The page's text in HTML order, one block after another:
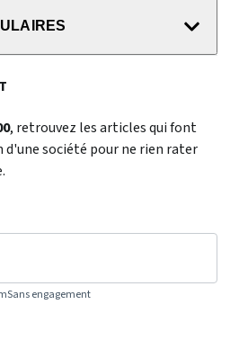
, retrouvez les articles qui font
société pour ne rien rater
Sans engagement